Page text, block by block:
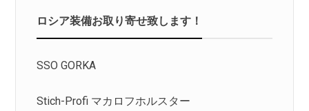
ロシア装備お取り寄せ致します！
SSO GORKA
Stich-Profi マカロフホルスター